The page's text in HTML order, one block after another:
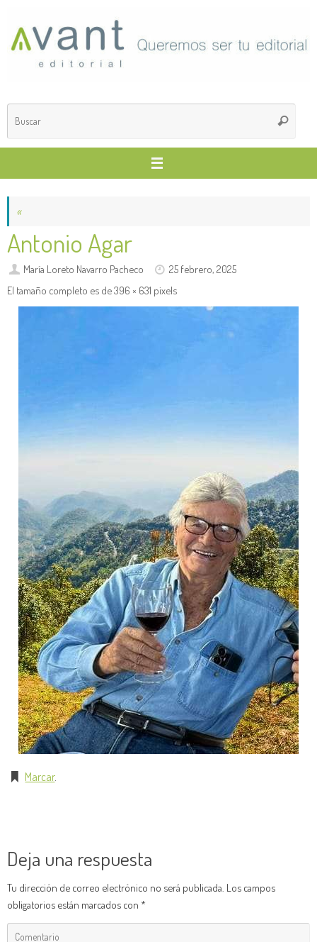
contenido
Buscar
«
Antonio Agar
María Loreto Navarro Pacheco
25 febrero, 2025
El tamaño completo es de396 × 631 pixels
Marcar.
Deja una respuesta
Tu dirección de correo electrónico no será publicada. Los campos
obligatorios están marcados con *